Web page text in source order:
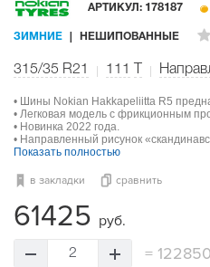
АРТИКУЛ: 178187
ЗИМНИЕ НЕШИПОВАННЫЕ
315/35 R21 111
• Шины Nokian Hakkapeliitta R5
• Легковая модель с фрикционным
• Новинка 2022 года.
• Направленный рисунок
Показать полностью
в закладки сравнить
61425 руб.
2 =